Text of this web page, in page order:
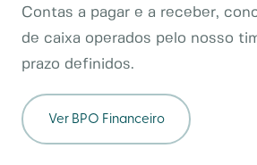
Contas a pagar e a receber,
de caixa operados pelo nosso
prazo definidos.
Ver BPO Financeiro